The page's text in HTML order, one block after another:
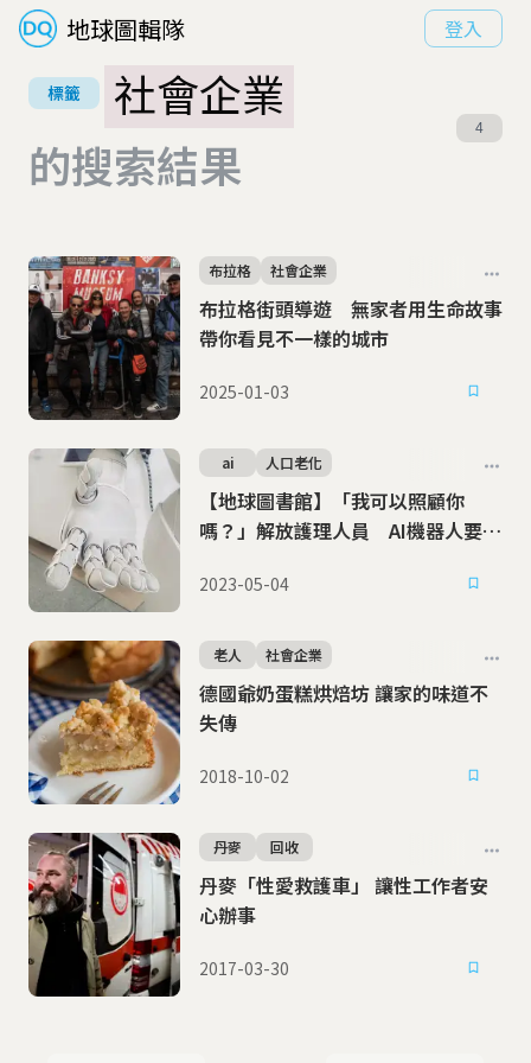
地球圖輯隊 登入
標籤
社會企業
的搜索結果
4
布拉格街頭導遊 無家者用生命故事
帶你看見不一樣的城市
布拉格 社會企業
2025-01-03
【地球圖書館】「我可以照顧你
嗎？」解放護理人員 AI機器人要取
ai 人口老化
2023-05-04
德國爺奶蛋糕烘焙坊 讓家的味道不
失傳
老人 社會企業
2018-10-02
丹麥「性愛救護車」 讓性工作者安
心辦事
丹麥 回收
2017-03-30